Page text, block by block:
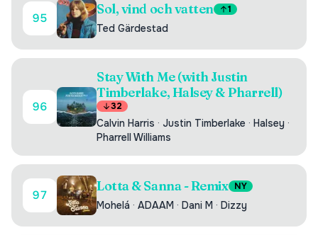
95
Sol, vind och vatten 1
Ted Gärdestad
96
Stay With Me (with Justin
Timberlake, Halsey & Pharrell)
32
Calvin Harris · Justin Timberlake · Halsey ·
Pharrell Williams
97
Lotta & Sanna - Remix NY
Mohelá · ADAAM · Dani M · Dizzy